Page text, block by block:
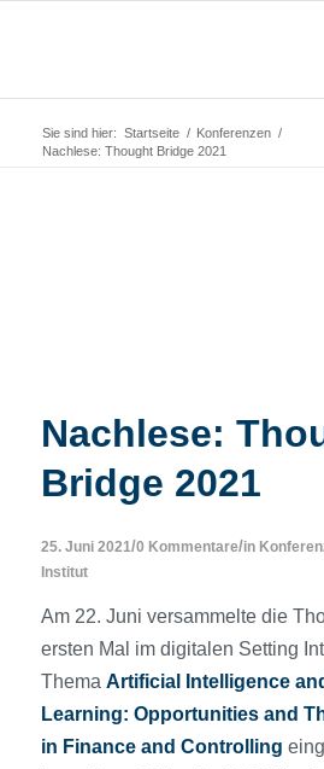
Sie sind hier: Startseite / Konferenzen /
Nachlese: Thought Bridge 2021
Nachlese:
Bridge 2021
25. Juni 2021/0 Kommentare/in
Institut
Am 22. Juni versammelte die
ersten Mal im digitalen Setting
Thema Artificial Intelligence
Learning: Opportunities and
in Finance and Controlling